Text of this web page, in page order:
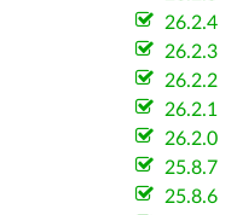
26.2.4
26.2.3
26.2.2
26.2.1
26.2.0
25.8.7
25.8.6